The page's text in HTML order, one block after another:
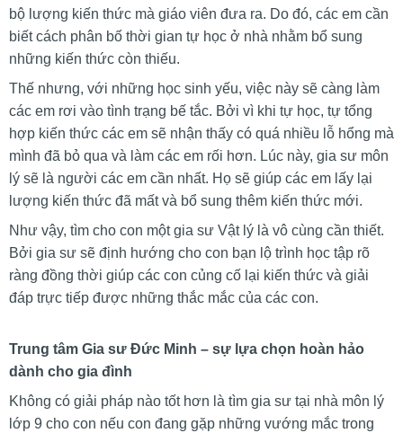
bộ lượng kiến thức mà giáo viên đưa ra. Do đó, các em cần
biết cách phân bố thời gian tự học ở nhà nhằm bổ sung
những kiến thức còn thiếu.
Thế nhưng, với những học sinh yếu, việc này sẽ càng làm
các em rơi vào tình trạng bế tắc. Bởi vì khi tự học, tự tổng
hợp kiến thức các em sẽ nhận thấy có quá nhiều lỗ hổng mà
mình đã bỏ qua và làm các em rối hơn. Lúc này, gia sư môn
lý sẽ là người các em cần nhất. Họ sẽ giúp các em lấy lại
lượng kiến thức đã mất và bổ sung thêm kiến thức mới.
Như vậy, tìm cho con một gia sư Vật lý là vô cùng cần thiết.
Bởi gia sư sẽ định hướng cho con bạn lộ trình học tập rõ
ràng đồng thời giúp các con củng cố lại kiến thức và giải
đáp trực tiếp được những thắc mắc của các con.
Trung tâm Gia sư Đức Minh – sự lựa chọn hoàn hảo
dành cho gia đình
Không có giải pháp nào tốt hơn là tìm gia sư tại nhà môn lý
lớp 9 cho con nếu con đang gặp những vướng mắc trong